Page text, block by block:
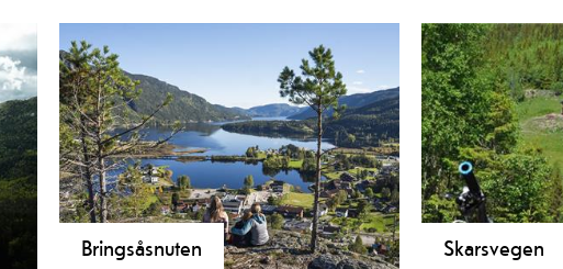
Hattefjell er ein kort, men krevjande tur då det er bratt til
over Seljord og området rundt.
Bringsåsnuten Skarsvegen